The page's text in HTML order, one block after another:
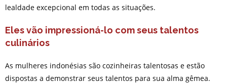
lealdade excepcional em todas as situações.
Eles vão impressioná-lo com seus talentos
culinários
As mulheres indonésias são cozinheiras talentosas e estão
dispostas a demonstrar seus talentos para sua alma gêmea.